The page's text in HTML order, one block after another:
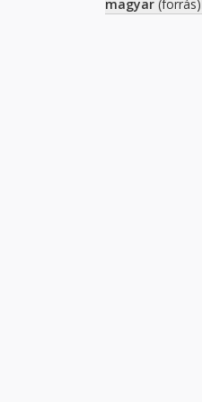
magyar (forrás)